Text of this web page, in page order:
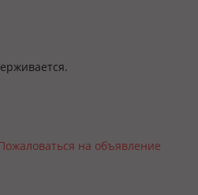
на объявление